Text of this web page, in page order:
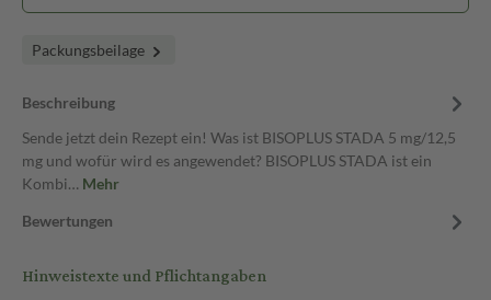
Packungsbeilage
Beschreibung
Sende jetzt dein Rezept ein! Was ist BISOPLUS STADA 5 mg/12,5
mg und wofür wird es angewendet? BISOPLUS STADA ist ein
Kombi… Mehr
Bewertungen
Hinweistexte und Pflichtangaben